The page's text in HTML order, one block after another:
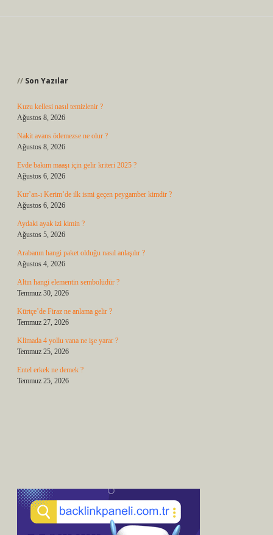
Son Yazılar
Kuzu kellesi nasıl temizlenir ?
Ağustos 8, 2026
Nakit avans ödemezse ne olur ?
Ağustos 8, 2026
Evde bakım maaşı için gelir kriteri 2025 ?
Ağustos 6, 2026
Kur’an-ı Kerim’de ilk ismi geçen peygamber kimdir ?
Ağustos 6, 2026
Aydaki ayak izi kimin ?
Ağustos 5, 2026
Arabanın hangi paket olduğu nasıl anlaşılır ?
Ağustos 4, 2026
Altın hangi elementin sembolüdür ?
Temmuz 30, 2026
Kürtçe’de Firaz ne anlama gelir ?
Temmuz 27, 2026
Klimada 4 yollu vana ne işe yarar ?
Temmuz 25, 2026
Entel erkek ne demek ?
Temmuz 25, 2026